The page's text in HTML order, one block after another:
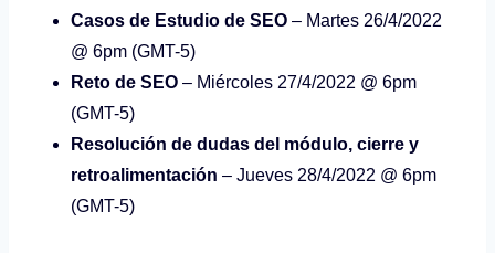
Casos de Estudio de SEO – Martes 26/4/2022
@ 6pm (GMT-5)
Reto de SEO – Miércoles 27/4/2022 @ 6pm
(GMT-5)
Resolución de dudas del módulo, cierre y
retroalimentación – Jueves 28/4/2022 @ 6pm
(GMT-5)